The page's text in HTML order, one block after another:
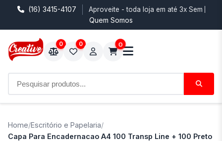
(16) 3415-4107 Aproveite - toda loja em até 3x Sem
Quem Somos
0 0 0
Home/Escritório e Papelaria/
Capa Para Encadernacao A4 100 Transp Line + 100 Preto